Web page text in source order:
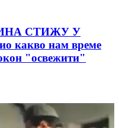
СТИЖУ У
какво нам време
"освежити"